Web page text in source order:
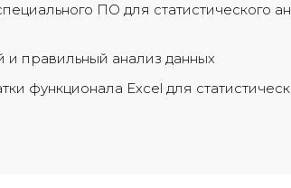
ПО для статистического
и правильный анализ данных
функционала Excel для